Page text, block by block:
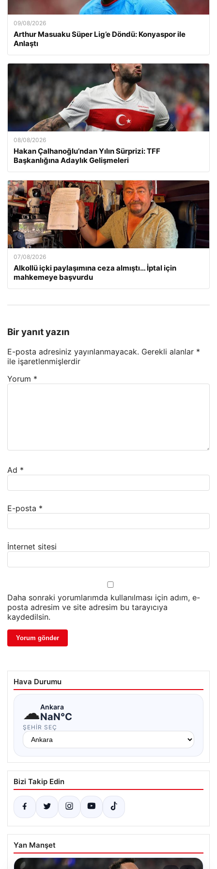
09/08/2026
Arthur Masuaku Süper Lig’e Döndü: Konyaspor ile
Anlaştı
08/08/2026
Hakan Çalhanoğlu’ndan Yılın Sürprizi: TFF
Başkanlığına Adaylık Gelişmeleri
07/08/2026
Alkollü içki paylaşımına ceza almıştı… İptal için
mahkemeye başvurdu
Bir yanıt yazın
E-posta adresiniz yayınlanmayacak. Gerekli alanlar *
ile işaretlenmişlerdir
Yorum *
Ad *
E-posta *
İnternet sitesi
Daha sonraki yorumlarımda kullanılması için adım, e-
posta adresim ve site adresim bu tarayıcıya
kaydedilsin.
Hava Durumu
☁Ankara
NaN°C
ŞEHIR SEÇ
Bizi Takip Edin
Yan Manşet